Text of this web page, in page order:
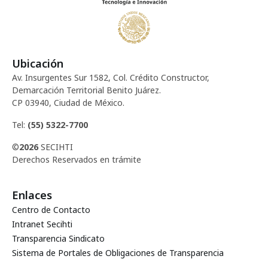
s
Ubicación
Av. Insurgentes Sur 1582, Col. Crédito Constructor,
Demarcación Territorial Benito Juárez.
CP 03940, Ciudad de México.
Tel: (55) 5322-7700
©2026 SECIHTI
Derechos Reservados en trámite
Enlaces
Centro de Contacto
Intranet Secihti
Transparencia Sindicato
Sistema de Portales de Obligaciones de Transparencia